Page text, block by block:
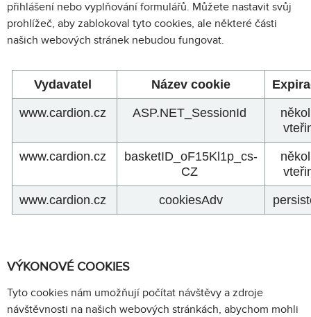
přihlášení nebo vyplňování formulářů. Můžete nastavit svůj
prohlížeč, aby zablokoval tyto cookies, ale některé části
našich webových stránek nebudou fungovat.
Vydavatel Název cookie
www.cardion.cz ASP.NET_SessionId
www.cardion.cz
basketID_oF15Kl1p_cs-
CZ
www.cardion.cz cookiesAdv
VÝKONOVÉ COOKIES
Tyto cookies nám umožňují počítat návštěvy a zdroje
návštěvnosti na našich webových stránkách, abychom mohli